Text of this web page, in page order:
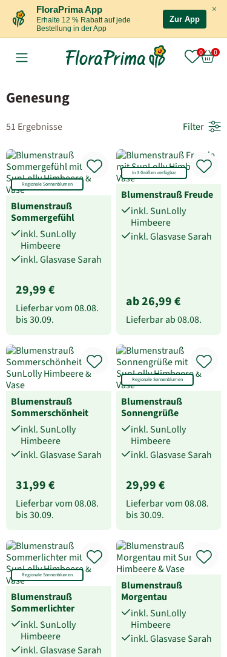
×
FloraPrima App
Erhalte 12 % Rabatt auf jede
Bestellung in der App
Zur App
Genesung
51 Ergebnisse Filter
Regionale Sonnenblumen
Blumenstrauß
Sommergefühl
inkl. SunLolly
Himbeere
inkl. Glasvase Sarah
29,99 €
Lieferbar vom08.08.
bis30.09.
In 3 Größen verfügbar
Blumenstrauß Freude
inkl. SunLolly
Himbeere
inkl. Glasvase Sarah
ab 26,99 €
Lieferbar ab08.08.
Blumenstrauß
Sommerschönheit
inkl. SunLolly
Himbeere
inkl. Glasvase Sarah
31,99 €
Lieferbar vom08.08.
bis30.09.
Regionale Sonnenblumen
Blumenstrauß
Sonnengrüße
inkl. SunLolly
Himbeere
inkl. Glasvase Sarah
29,99 €
Lieferbar vom08.08.
bis30.09.
Regionale Sonnenblumen
Blumenstrauß
Sommerlichter
inkl. SunLolly
Himbeere
inkl. Glasvase Sarah
Blumenstrauß
Morgentau
inkl. SunLolly
Himbeere
inkl. Glasvase Sarah